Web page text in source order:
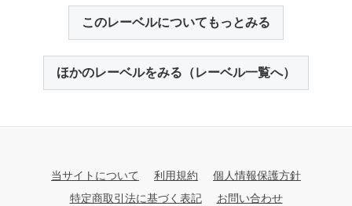
このレーベルについてもっとみる
ほかのレーベルをみる（レーベル一覧へ）
当サイトについて 利用規約
個人情報保護方針
特定商取引法に基づく表記
お問い合わせ